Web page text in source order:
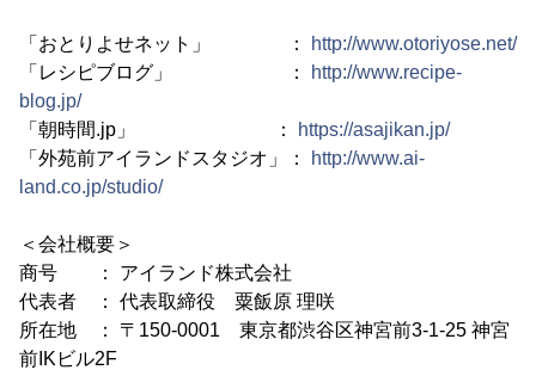
「おとりよせネット」 ：
http://www.otoriyose.net/
「レシピブログ」 ：
http://www.recipe-
blog.jp/
「朝時間.jp」 ：
https://asajikan.jp/
「外苑前アイランドスタジオ」：
http://www.ai-
land.co.jp/studio/
＜会社概要＞
商号 ： アイランド株式会社
代表者 ： 代表取締役 粟飯原 理咲
所在地 ： 〒150-0001 東京都渋谷区神宮前3-1-25 神宮
前IKビル2F